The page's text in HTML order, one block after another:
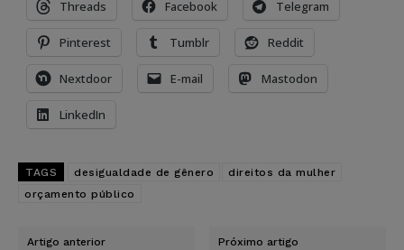
Threads Facebook Telegram
Pinterest Tumblr Reddit
Nextdoor E-mail Mastodon
LinkedIn
TAGS desigualdade de gênero
direitos da mulher
orçamento público
Artigo anterior Próximo artigo